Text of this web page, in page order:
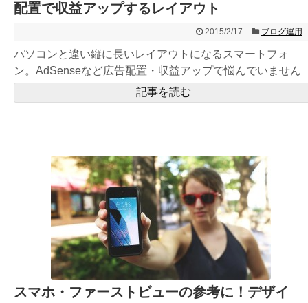
配置で収益アップするレイアウト
2015/2/17 ブログ運用
パソコンと違い縦に長いレイアウトになるスマートフォ
ン。AdSenseなど広告配置・収益アップで悩んでいません
か？レイアウ...
記事を読む
スマホ・ファーストビューの参考に！デザイ